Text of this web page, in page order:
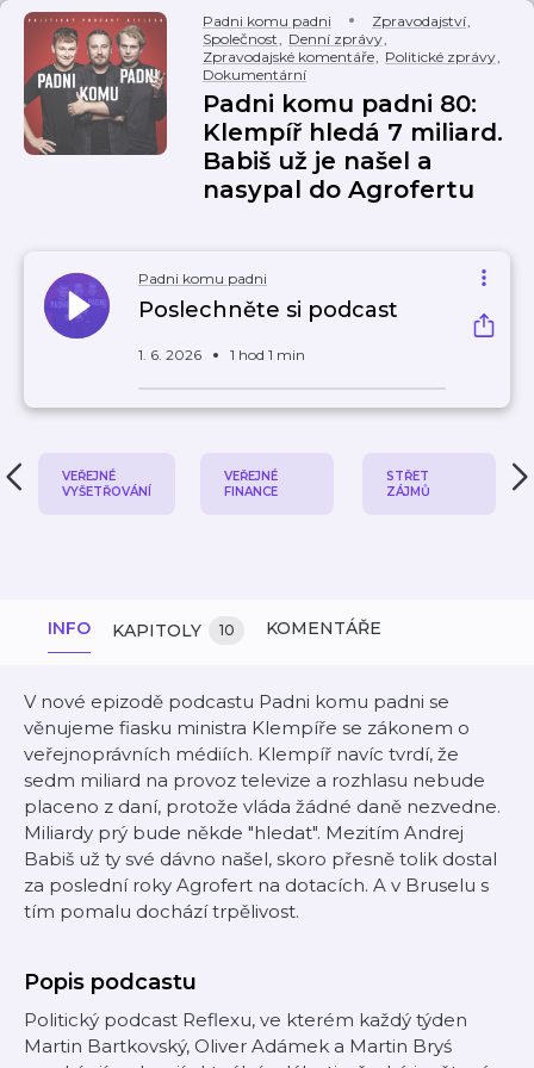
Padni komu padni Zpravodajství,
Společnost, Denní zprávy,
Zpravodajské komentáře, Politické zprávy,
Dokumentární
Padni komu padni 80:
Klempíř hledá 7 miliard.
Babiš už je našel a
nasypal do Agrofertu
Padni komu padni
Poslechněte si podcast
1. 6. 2026 1 hod 1 min
VEŘEJNÉ
VYŠETŘOVÁNÍ
VEŘEJNÉ
FINANCE
STŘET
ZÁJMŮ
INFO KAPITOLY 10 KOMENTÁŘE
V nové epizodě podcastu Padni komu padni se
věnujeme fiasku ministra Klempíře se zákonem o
veřejnoprávních médiích. Klempíř navíc tvrdí, že
sedm miliard na provoz televize a rozhlasu nebude
placeno z daní, protože vláda žádné daně nezvedne.
Miliardy prý bude někde "hledat". Mezitím Andrej
Babiš už ty své dávno našel, skoro přesně tolik dostal
za poslední roky Agrofert na dotacích. A v Bruselu s
tím pomalu dochází trpělivost.
Popis podcastu
Politický podcast Reflexu, ve kterém každý týden
Martin Bartkovský, Oliver Adámek a Martin Bryś